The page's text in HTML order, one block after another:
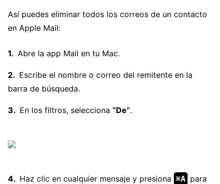
Así puedes eliminar todos los correos de un contacto
en Apple Mail:
Abre la app Mail en tu Mac.
Escribe el nombre o correo del remitente en la
barra de búsqueda.
En los filtros, selecciona “De”.
Haz clic en cualquier mensaje y presiona ⌘A para